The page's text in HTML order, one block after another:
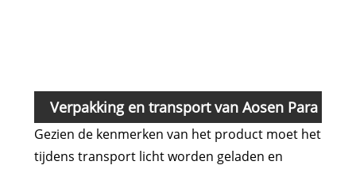
Verpakking en transport van Aosen Para
Cymene
Gezien de kenmerken van het product moet het
tijdens transport licht worden geladen en